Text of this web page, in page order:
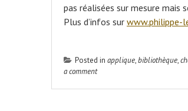
pas réalisées sur mesure
Plus d’infos sur www.philippe-
Posted in applique,bibliothèque,
a comment